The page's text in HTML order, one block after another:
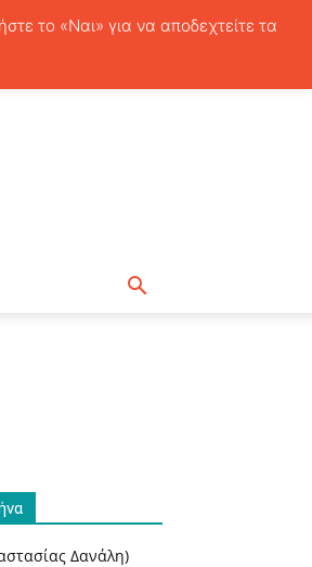
Δανάλη)
το «Ναι» για να αποδεχτείτε τα